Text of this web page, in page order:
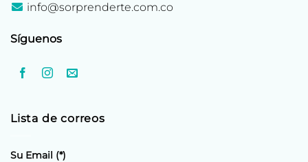
info@sorprenderte.com.co
Síguenos
Lista de correos
Su Email (*)